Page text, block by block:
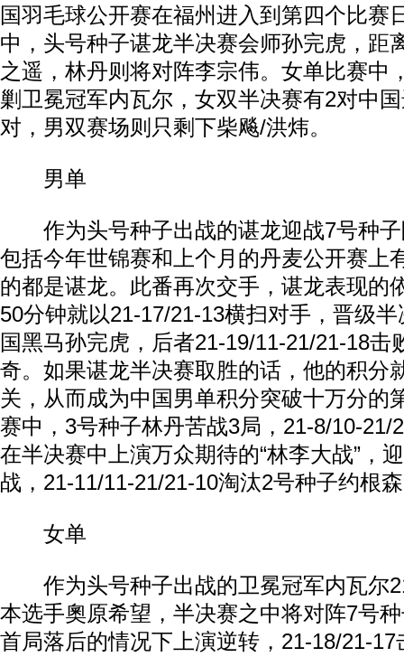
国羽毛球公开赛在福州进入到第四个比赛
中，头号种子谌龙半决赛会师孙完虎，距
之遥，林丹则将对阵李宗伟。女单比赛中
剿卫冕冠军内瓦尔，女双半决赛有2对中
对，男双赛场则只剩下柴飚/洪炜。
男单
作为头号种子出战的谌龙迎战7号种子
包括今年世锦赛和上个月的丹麦公开赛上
的都是谌龙。此番再次交手，谌龙表现的
50分钟就以21-17/21-13横扫对手，晋级
国黑马孙完虎，后者21-19/11-21/21-18击
奇。如果谌龙半决赛取胜的话，他的积分
关，从而成为中国男单积分突破十万分的
赛中，3号种子林丹苦战3局，21-8/10-21/
在半决赛中上演万众期待的“林李大战”，
战，21-11/11-21/21-10淘汰2号种子约根
女单
作为头号种子出战的卫冕冠军内瓦尔
本选手奧原希望，半决赛之中将对阵7号
首局落后的情况下上演逆转，21-18/21-